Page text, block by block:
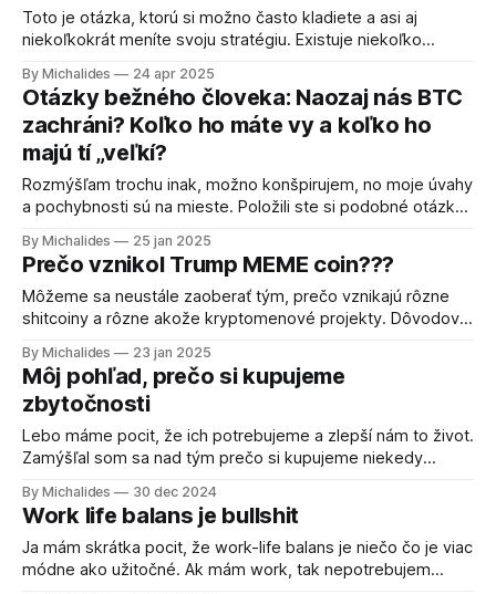
našich vlastných
Toto je otázka, ktorú si možno často kladiete a asi aj
niekoľkokrát meníte svoju stratégiu. Existuje niekoľko
postupné dokupovanie a priemerovanie. Nákupy môžete
okoreniť spôsobom, kedy budete dokupovať pri určitých
poklesoch. Kupovanie pri poklesoch Akonáhle cena klesne
o 5 či 10 %, urobíte nejaký
By Michalides 24 apr 2025
Otázky bežného človeka: Naozaj nás BTC
zachráni? Koľko ho máte vy a koľko ho
majú tí „veľkí?
Rozmýšľam trochu inak, možno konšpirujem, no moje úvahy
a pochybnosti sú na mieste. Položili ste si podobné otázky
Bitcoin nahradiť terajšie FIAT peniaze. Bitcoin ako peniaze
alebo spôsob, ktorý by mohol nahradiť FIAT menu a to
nielen na Slovensku alebo
By Michalides 25 jan 2025
Prečo vznikol Trump MEME coin???
Môžeme sa neustále zaoberať tým, prečo vznikajú rôzne
shitcoiny a rôzne akože kryptomenové projekty. Dôvodov
sofistikovanejších. Neľakajte sa, sú rovnako ďaleko od
pravdy ako teraz známy oficiálny coin Donalda Trumpa.
Bitcoin je drahý, to je jeden z hlavných argumentov ľudí,
ktorí si
By Michalides 23 jan 2025
Môj pohľad, prečo si kupujeme
zbytočnosti
Lebo máme pocit, že ich potrebujeme a zlepší nám to život.
Zamýšľal som sa nad tým prečo si kupujeme niekedy
sebou a zistiť, že mnoho veci, ktoré sme si kúpili, už
nepotrebujeme. Tu nejde o to, aby sme mali výčitky, ale
aby
By Michalides 30 dec 2024
Work life balans je bullshit
Ja mám skrátka pocit, že work-life balans je niečo čo je viac
módne ako užitočné. Ak mám work, tak nepotrebujem